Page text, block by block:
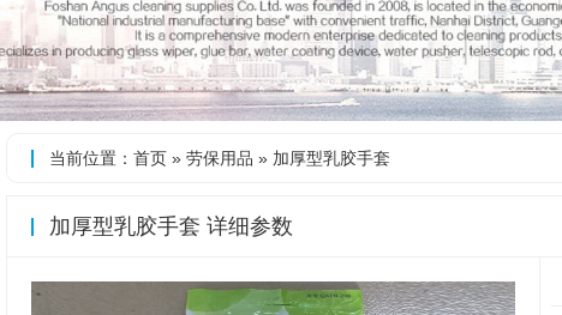
当前位置： 首页 » 劳保用品 » 加厚型乳胶手套
加厚型乳胶手套 详细参数